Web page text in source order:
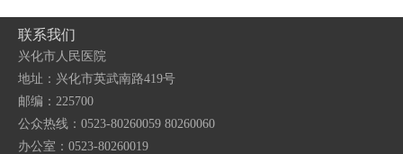
联系我们
兴化市人民医院
地址：兴化市英武南路419号
邮编：225700
公众热线：0523-80260059 80260060
办公室：0523-80260019